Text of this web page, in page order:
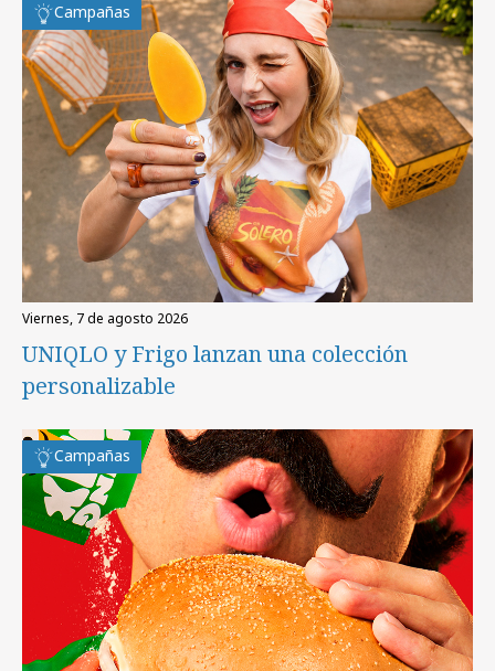
Campañas
viernes, 7 de agosto 2026
UNIQLO y Frigo lanzan una colección
personalizable
Campañas